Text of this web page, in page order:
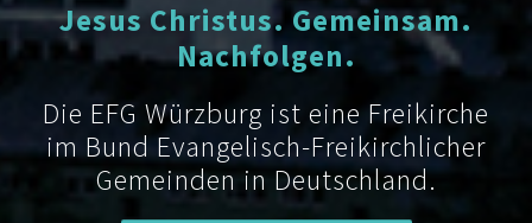
Jesus Christus. Gemeinsam.
Nachfolgen.
Die EFG Würzburg ist eine Freikirche
im Bund Evangelisch-Freikirchlicher
Gemeinden in Deutschland.